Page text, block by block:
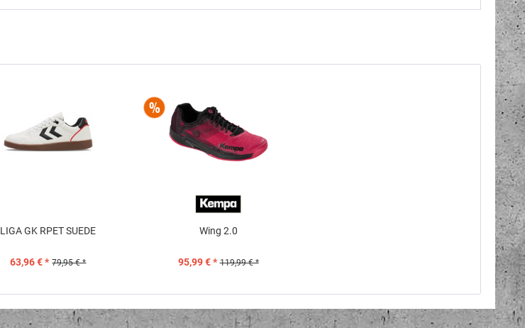
LIGA GK RPET SUEDE
63,96 € * 79,95 € *
Wing 2.0
95,99 € * 119,99 € *